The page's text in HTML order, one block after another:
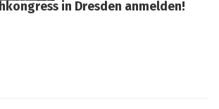
in Dresden anmelden!